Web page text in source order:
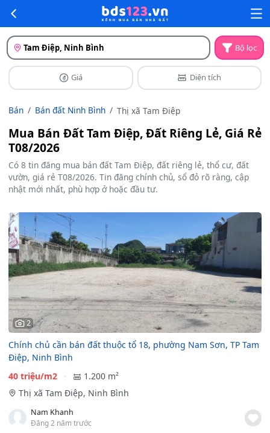
Tam Điệp, Ninh Bình Bộ lọc
Giá Diện tích
Bán Bán đất Ninh Bình Thị xã Tam Điệp
Mua Bán Đất Tam Điệp, Đất Riêng Lẻ, Giá Rẻ
T08/2026
Có 8 tin đăng mua bán đất Tam Điệp, đất riêng lẻ, thổ cư, đất
vườn, giá rẻ T08/2026. Tin đăng chính chủ, sổ đỏ rõ ràng, cập
nhật mới nhất, phù hợp ở hoặc đầu tư.
2
Chính chủ cần bán đất thuộc tổ 18, phường Nam Sơn, TP Tam
Điệp, Ninh Bình
40 triệu/m2
1.200 m²
Thị xã Tam Điệp, Ninh Bình
Nam Khanh
Đăng 2 năm trước